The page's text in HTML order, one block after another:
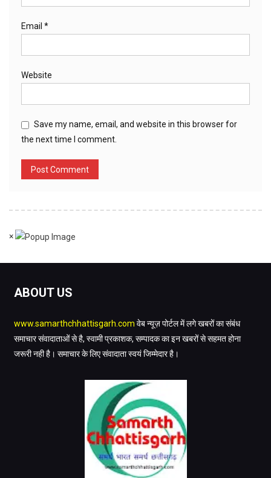
Email *
Website
Save my name, email, and website in this browser for
the next time I comment.
×
ABOUT US
www.samarthchhattisgarh.com वेब न्यूज़ पोर्टल में लगे खबरों का संबंध
समाचार संवादाताओं से है, स्वामी प्रकाशक, सम्पादक का इन खबरों से सहमत होना
जरूरी नही है। समाचार के लिए संवादाता स्वयं जिम्मेदार है।